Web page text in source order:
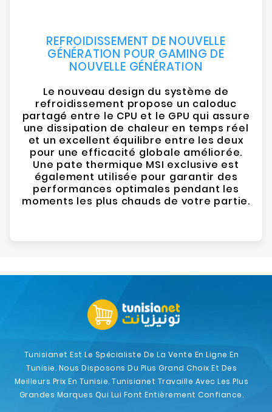
REFROIDISSEMENT DE NOUVELLE
GÉNÉRATION POUR GAMING DE
NOUVELLE GÉNÉRATION
Le nouveau design du système de
refroidissement propose un caloduc
partagé entre le CPU et le GPU qui assure
une dissipation de chaleur en temps réel
et un excellent équilibre entre les deux
pour une efficacité globale améliorée.
Une pate thermique MSI exclusive est
également utilisée pour garantir des
performances optimales pendant les
moments les plus chauds de votre partie.
Tunisianet Est Le Spécialiste De La Vente En Ligne En
Tunisie. Nous Disposons Du Plus Grand Choix Et Des
Meilleurs Prix En Tunisie. Tunisianet Travaille Avec Les Plus
Grandes Marques Qui Lui Font Entièrement Confiance.